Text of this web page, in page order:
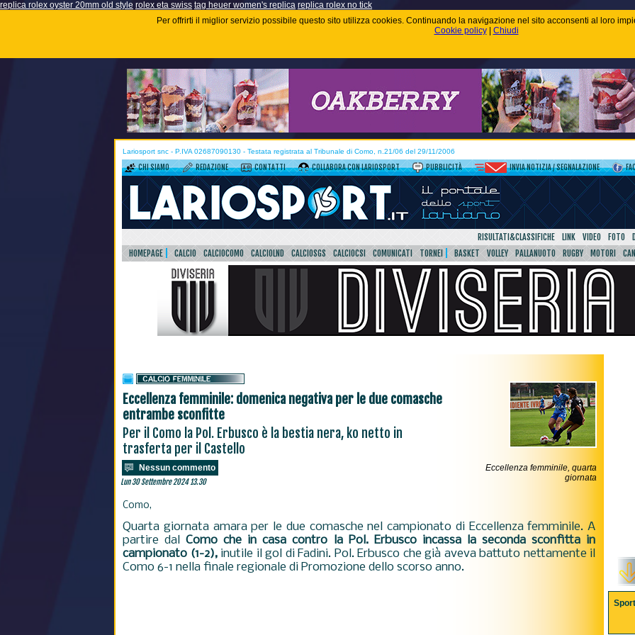
replica rolex oyster 20mm old style rolex eta swiss tag heuer women's replica replica rolex no tick
Per offrirti il miglior servizio possibile questo sito utilizza cookies. Continuando la navigazione nel sito acconsenti al loro
Cookie policy| Chiudi
Lariosport snc - P.IVA 02687090130 - Testata registrata al Tribunale di Como, n.21/06 del 29/11/2006
CHI SIAMO REDAZIONE CONTATTI COLLABORA CON LARIOSPORT PUBBLICITÀ INVIA NOTIZIA / SEGNALAZIONE
RISULTATI&CLASSIFICHE LINK VIDEO FOTO
HOMEPAGE
CALCIO CALCIOCOMO CALCIOLND CALCIOSGS CALCIOCSI COMUNICATI TORNEI BASKET VOLLEY PALLANUOTO RUGBY MOTORI
Eccellenza femminile: domenica negativa per le due comasche
entrambe sconfitte
Per il Como la Pol. Erbusco è la bestia nera, ko netto in
trasferta per il Castello
Nessun commento
Lun 30 Settembre 2024 13.30
Eccellenza femminile, quarta
giornata
Como,
Quarta giornata amara per le due comasche nel campionato di Eccellenza femminile. A
partire dalComo che in casa contro la Pol. Erbusco incassa la seconda sconfitta in
campionato (1-2),inutile il gol di Fadini. Pol. Erbusco che già aveva battuto nettamente il
Como 6-1 nella finale regionale di Promozione dello scorso anno.
Sport